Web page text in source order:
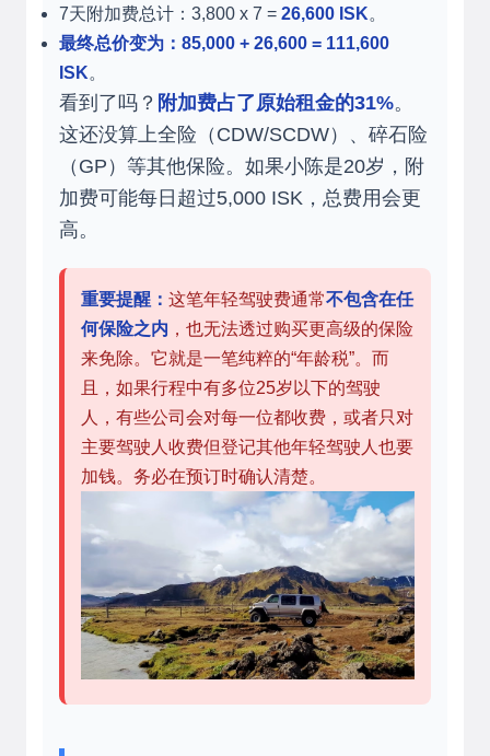
7天附加费总计：3,800 x 7 = 26,600 ISK。
最终总价变为：85,000 + 26,600 = 111,600
ISK。
看到了吗？ 附加费占了原始租金的31%。
这还没算上全险（CDW/SCDW）、碎石险
（GP）等其他保险。如果小陈是20岁，附
加费可能每日超过5,000 ISK，总费用会更
高。
重要提醒： 这笔年轻驾驶费通常不包含在任
何保险之内 ，也无法透过购买更高级的保险
来免除。它就是一笔纯粹的“年龄税”。而
且，如果行程中有多位25岁以下的驾驶
人，有些公司会对每一位都收费，或者只对
主要驾驶人收费但登记其他年轻驾驶人也要
加钱。务必在预订时确认清楚。